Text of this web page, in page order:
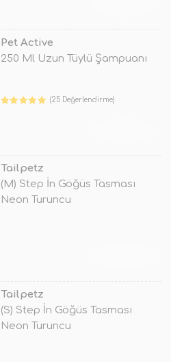
Pet Active
250 Ml Uzun Tüylü Şampuanı
(25 Değerlendirme)
Tailpetz
(M) Step İn Göğüs Tasması
Neon Turuncu
Tailpetz
(S) Step İn Göğüs Tasması
Neon Turuncu